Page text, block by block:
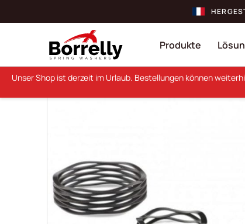
Produkte
Unser Shop ist derzeit im Urlaub. Bestellungen können